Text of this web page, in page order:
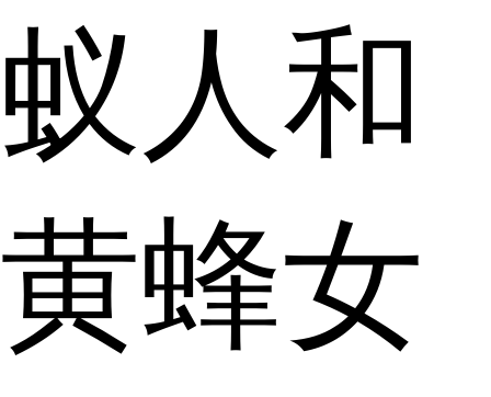
蚁人和
黄蜂女